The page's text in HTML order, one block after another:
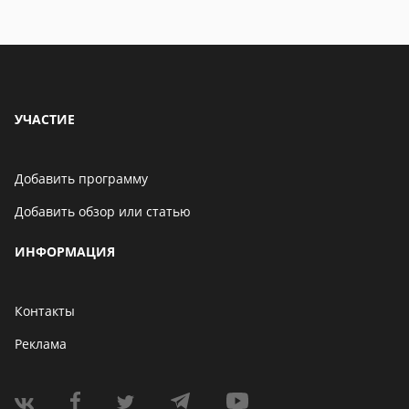
Бенчмарк AnTuTu
06 мая 2021
УЧАСТИЕ
Добавить программу
Добавить обзор или статью
ИНФОРМАЦИЯ
Контакты
Реклама